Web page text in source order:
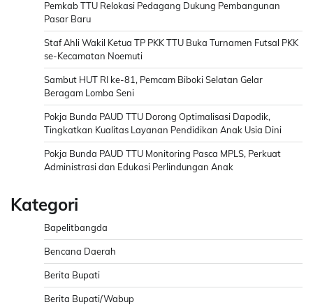
Pemkab TTU Relokasi Pedagang Dukung Pembangunan
Pasar Baru
Staf Ahli Wakil Ketua TP PKK TTU Buka Turnamen Futsal PKK
se-Kecamatan Noemuti
Sambut HUT RI ke-81, Pemcam Biboki Selatan Gelar
Beragam Lomba Seni
Pokja Bunda PAUD TTU Dorong Optimalisasi Dapodik,
Tingkatkan Kualitas Layanan Pendidikan Anak Usia Dini
Pokja Bunda PAUD TTU Monitoring Pasca MPLS, Perkuat
Administrasi dan Edukasi Perlindungan Anak
Kategori
Bapelitbangda
Bencana Daerah
Berita Bupati
Berita Bupati/Wabup